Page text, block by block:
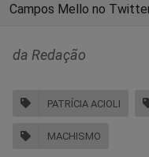
Campos Mello no
da Redação
PATRÍCIA ACIOLI
MACHISMO